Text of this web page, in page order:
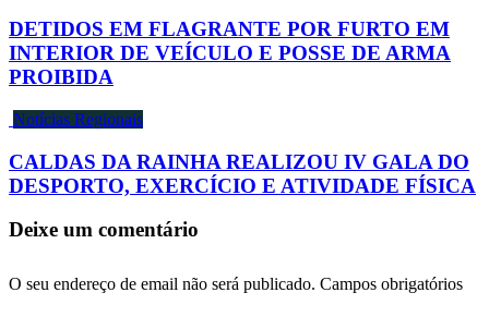
DETIDOS EM FLAGRANTE POR FURTO EM
INTERIOR DE VEÍCULO E POSSE DE ARMA
PROIBIDA
Notícias Regionais
CALDAS DA RAINHA REALIZOU IV GALA DO
DESPORTO, EXERCÍCIO E ATIVIDADE FÍSICA
Deixe um comentário
O seu endereço de email não será publicado. Campos obrigatórios